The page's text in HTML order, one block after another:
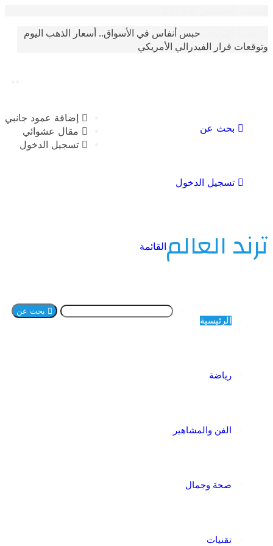
حبس أنفاس في الأسواق.. أسعار الذهب اليوم
قرار الفيدرالي الأمريكي
إضافة عمود جانبي
مقال عشوائي
تسجيل الدخول
بحث عن
تسجيل الدخول
العالمالقائمة
الفن والمشاهير
صحة وجمال
بحث عن